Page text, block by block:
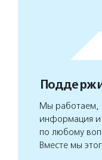
Мы работаем,
информация и
по любому
Вместе мы